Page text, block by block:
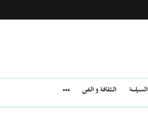
السياسة الثقافة و الفن